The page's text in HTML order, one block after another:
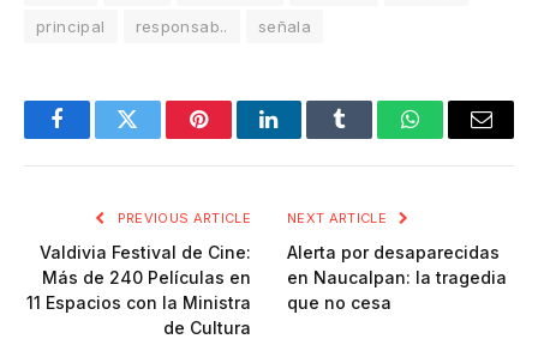
principal
responsab.. señala
FacebookTwitter PinterestLinkedInTumblr WhatsAppEmail
PREVIOUS ARTICLE
Valdivia Festival de Cine:
Más de 240 Películas en
11 Espacios con la Ministra
de Cultura
NEXT ARTICLE
Alerta por desaparecidas
en Naucalpan: la tragedia
que no cesa